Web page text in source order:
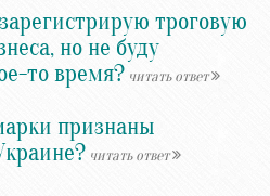
троговую
но не буду
то время? читать ответ
признаны
читать ответ